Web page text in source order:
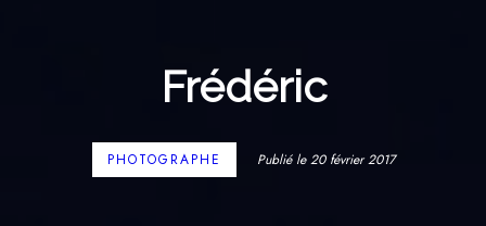
CONTACT
LE BLOG
Frédéric
PHOTOGRAPHE Publié le 20 février 2017